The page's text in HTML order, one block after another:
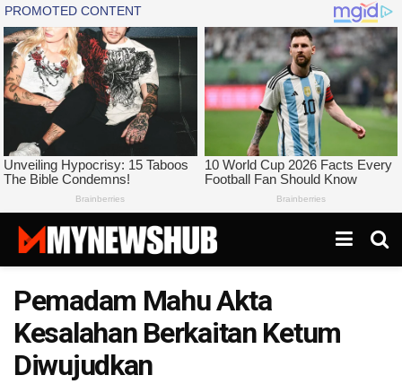
Pemadam Mahu Akta
Kesalahan Berkaitan Ketum
Diwujudkan